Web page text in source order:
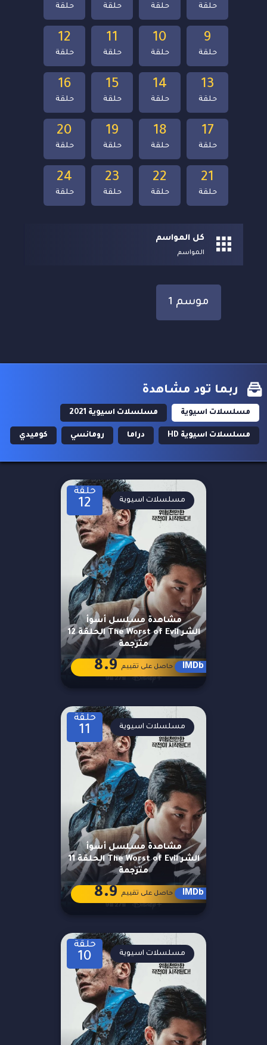
24
حلقة
23
حلقة
22
حلقة
21
حلقة
20
حلقة
19
حلقة
18
حلقة
17
حلقة
16
حلقة
15
حلقة
14
حلقة
13
حلقة
12
حلقة
11
حلقة
10
حلقة
9
حلقة
حلقة حلقة حلقة حلقة
كل المواسم
المواسم
موسم 1
ربما تود مشاهدة
مسلسلات اسيوية مسلسلات اسيوية 2021
مسلسلات اسيوية HD دراما رومانسي كوميدي
حلقة
12
مشاهدة مسلسل أسوأ
الشر The Worst of Evil الحلقة 12
مترجمة
مسلسلات اسيوية
IMDb حاصل على تقييم 8.9
حلقة
11
مشاهدة مسلسل أسوأ
الشر The Worst of Evil الحلقة 11
مترجمة
مسلسلات اسيوية
IMDb حاصل على تقييم 8.9
حلقة
10 مسلسلات اسيوية